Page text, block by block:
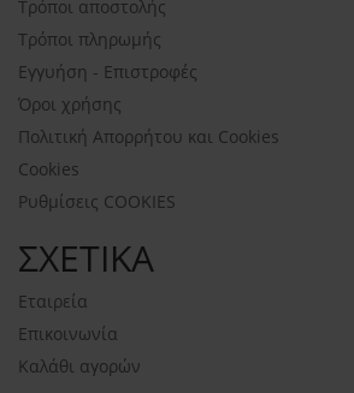
Τρόποι αποστολής
Τρόποι πληρωμής
Εγγυήση - Επιστροφές
Όροι χρήσης
Πολιτική Απορρήτου και Cookies
Cookies
Ρυθμίσεις COOKIES
ΣΧΕΤΙΚΑ
Εταιρεία
Επικοινωνία
Καλάθι αγορών